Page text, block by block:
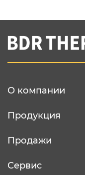
Вы
О компании
Продукция
Продажи
Сервис